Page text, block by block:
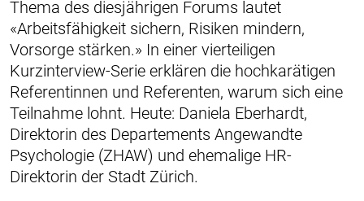
Thema des diesjährigen Forums lautet
«Arbeitsfähigkeit sichern, Risiken mindern,
Vorsorge stärken.» In einer vierteiligen
Kurzinterview-Serie erklären die hochkarätigen
Referentinnen und Referenten, warum sich eine
Teilnahme lohnt. Heute: Daniela Eberhardt,
Direktorin des Departements Angewandte
Psychologie (ZHAW) und ehemalige HR-
Direktorin der Stadt Zürich.